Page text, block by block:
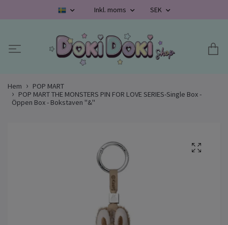
Inkl. moms SEK
Hem
POP MART
POP MART THE MONSTERS PIN FOR LOVE SERIES-Single Box -
Öppen Box - Bokstaven "&"